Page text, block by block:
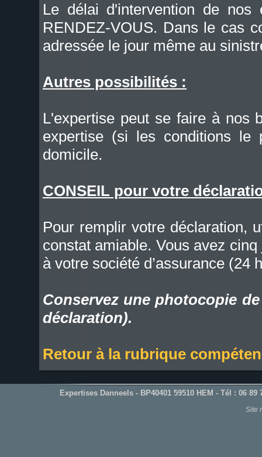
Le délai d'intervention de nos
RENDEZ-VOUS. Dans le cas
adressée le jour même au
Autres possibilités :
L'expertise peut se faire à nos
expertise (si les conditions le
domicile.
CONSEIL pour votre
Pour remplir votre déclaration,
constat amiable. Vous avez
à votre société d’assurance (24
Conservez une photocopie
déclaration).
Retour à la rubrique
Expertises Danneels - BP40401 59510 HEM - Tél : 06
Site